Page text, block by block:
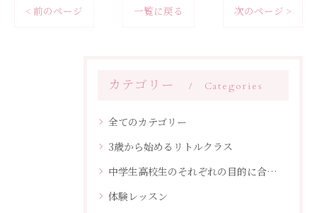
< 前のページ 一覧に戻る 次のページ >
カテゴリー Categories
全てのカテゴリー
3歳から始めるリトルクラス
中学生高校生のそれぞれの目的に合わせたレッスン
体験レッスン